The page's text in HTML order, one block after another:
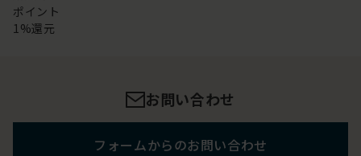
ポイント
1%還元
お問い合わせ
フォームからのお問い合わせ